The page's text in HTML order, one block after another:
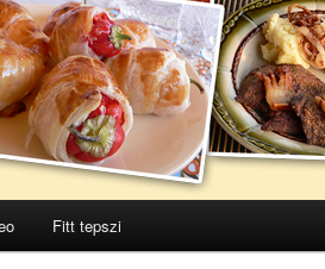
Fitt tepszi